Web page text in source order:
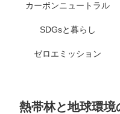
カーボンニュートラル
SDGsと暮らし
ゼロエミッション
熱帯林と地球環境